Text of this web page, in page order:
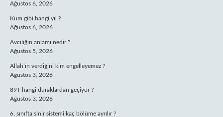
Ağustos 6, 2026
Kum gibi hangi yıl ?
Ağustos 6, 2026
Avcılığın anlamı nedir ?
Ağustos 5, 2026
Allah’ın verdiğini kim engelleyemez ?
Ağustos 3, 2026
89T hangi duraklardan geçiyor ?
Ağustos 3, 2026
6. sınıfta sinir sistemi kaç bölüme ayrılır ?